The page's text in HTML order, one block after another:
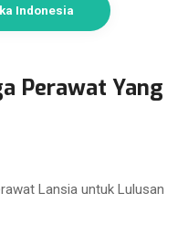
Indonesia
Perawat Yang
Lansia untuk Lulusan